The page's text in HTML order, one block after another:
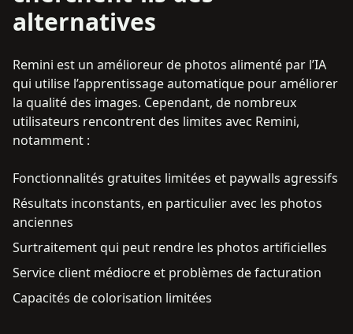
alternatives
Remini est un amélioreur de photos alimenté par l’IA
qui utilise l’apprentissage automatique pour améliorer
la qualité des images. Cependant, de nombreux
utilisateurs rencontrent des limites avec Remini,
notamment :
Fonctionnalités gratuites limitées et paywalls agressifs
Résultats inconstants, en particulier avec les photos
anciennes
Surtraitement qui peut rendre les photos artificielles
Service client médiocre et problèmes de facturation
Capacités de colorisation limitées